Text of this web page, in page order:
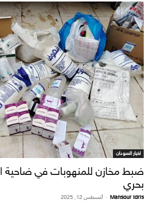
اخبار السودان
ضبط مخازن للمنهوبات في ضاحية
بحري
Mansour Idris
- أغسطس 12, 2025